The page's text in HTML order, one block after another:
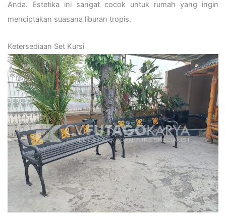
Anda. Estetika ini sangat cocok untuk rumah yang ingin
menciptakan suasana liburan tropis.
Ketersediaan Set Kursi